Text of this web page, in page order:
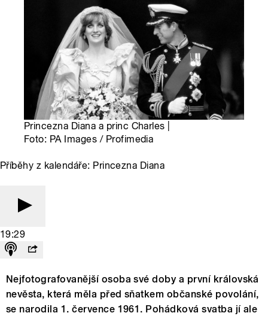
Princezna Diana a princ Charles |
Foto: PA Images / Profimedia
Příběhy z kalendáře: Princezna Diana
19:29
Nejfotografovanější osoba své doby a první královská
nevěsta, která měla před sňatkem občanské povolání,
se narodila 1. července 1961. Pohádková svatba jí ale